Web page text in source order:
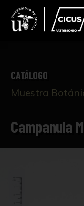
CATÁLOGO
Muestra
Campanula